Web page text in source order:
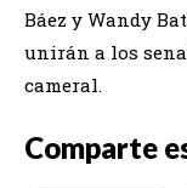
Báez y Wandy
unirán a los
cameral.
Comparte